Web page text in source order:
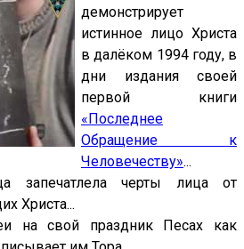
демонстрирует
истинное лицо Христа
в далёком 1994 году, в
дни издания своей
первой книги
«Последнее
Обращение к
Человечеству»...
запечатлела черты лица от
Христа...
на свой праздник Песах как